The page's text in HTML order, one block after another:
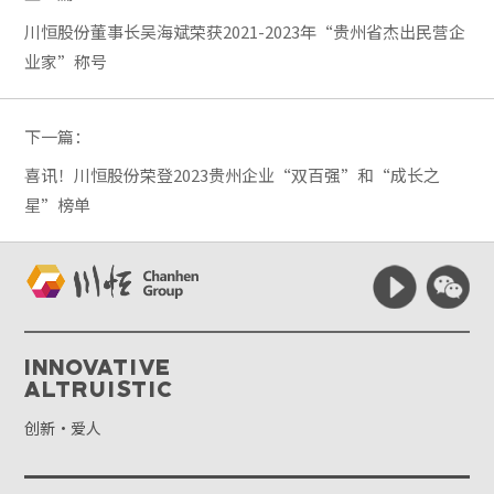
川恒股份董事长吴海斌荣获2021-2023年“贵州省杰出民营企
业家”称号
下一篇：
喜讯！川恒股份荣登2023贵州企业“双百强”和“成长之
星”榜单
Innovative
Altruistic
创新·爱人